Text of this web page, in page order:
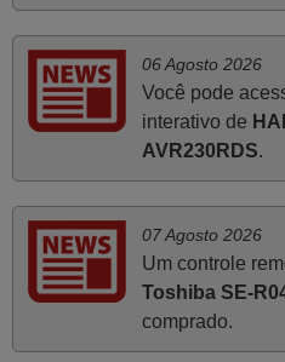
06 Agosto 2026
Você pode
interativo de
AVR230RDS.
07 Agosto 2026
Um controle
Toshiba SE-
comprado.